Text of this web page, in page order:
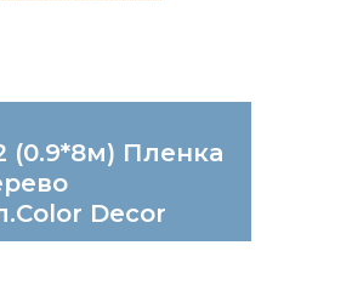
(0.9*8м) Пленка
Decor